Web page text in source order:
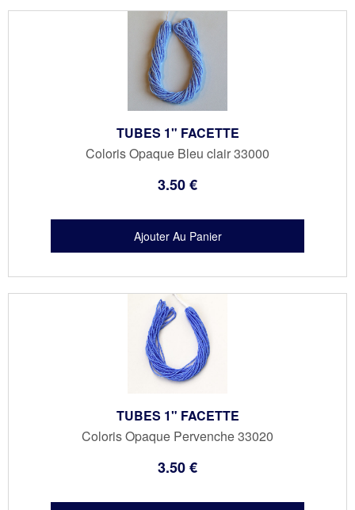
TUBES 1" FACETTE
Coloris Opaque Bleu clair 33000
3.50€
TUBES 1" FACETTE
Coloris Opaque Pervenche 33020
3.50€